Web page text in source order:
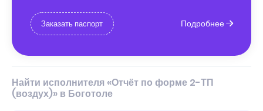
Заказать паспорт Подробнее
Найти исполнителя «Отчёт по форме 2-ТП
(воздух)» в Боготоле